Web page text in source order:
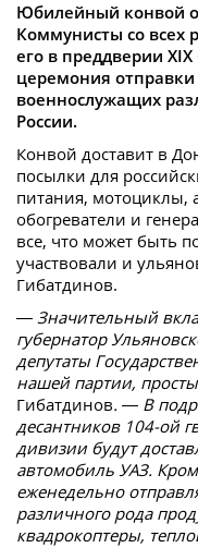
Юбилейный конвой
Коммунисты со всех
его в преддверии
церемония отправки
военнослужащих
России.
Конвой доставит в
посылки для
питания, мотоциклы,
обогреватели и
все, что может быть
участвовали и
Гибатдинов.
— Значительный
губернатор
депутаты
нашей партии,
Гибатдинов. — В
десантников 104-ой
дивизии будут
автомобиль УАЗ.
еженедельно
различного рода
квадрокоптеры,